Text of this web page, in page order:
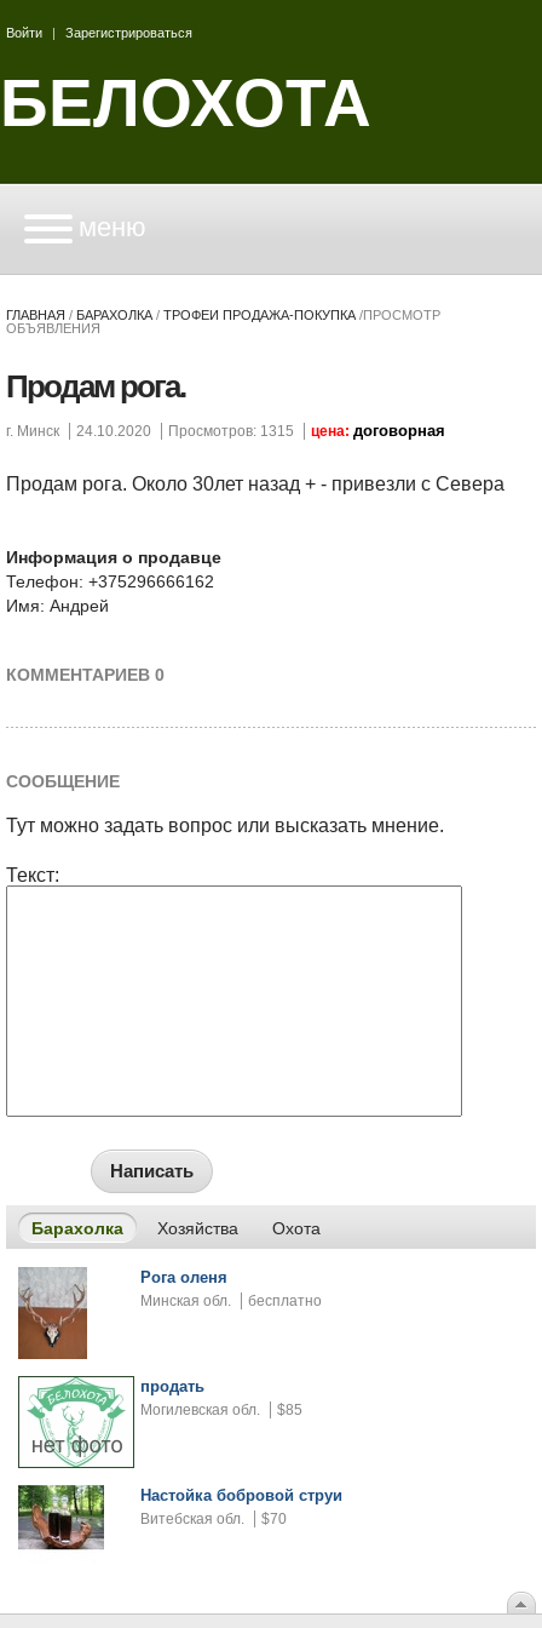
Войти | Зарегистрироваться
БЕЛОХОТА
меню
ГЛАВНАЯ / БАРАХОЛКА / ТРОФЕИ ПРОДАЖА-ПОКУПКА /ПРОСМОТР
ОБЪЯВЛЕНИЯ
Продам рога.
г. Минск 24.10.2020 Просмотров: 1315 цена: договорная
Продам рога. Около 30лет назад + - привезли с Севера
Информация о продавце
Телефон: +375296666162
Имя: Андрей
КОММЕНТАРИЕВ 0
СООБЩЕНИЕ
Тут можно задать вопрос или высказать мнение.
Текст:
Написать
Барахолка Хозяйства Охота
Рога оленя
Минская обл. бесплатно
продать
Могилевская обл. $85
Настойка бобровой струи
Витебская обл. $70